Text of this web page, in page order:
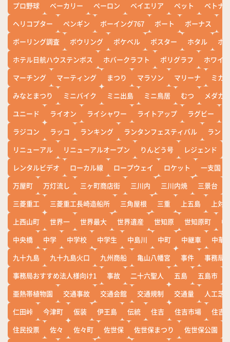
プロ野球
ベーカリー ペーロン ベイエリア ペット
ベトナ
ヘリコプター
ペンギン ボーイング767 ボート ボーナス
ボーリング調査
ボウリング ポケベル ポスター ホタル
ホ
ホテル日航ハウステンボス
ホバークラフト ポリグラフ
ホワイ
マーチング
マーティング まつり マラソン マリーナ
ミカ
みなとまつり
ミニバイク ミニ出島 ミニ鳥居 むつ
メダカ
ユニード
ライオン ライシャワー ライトアップ ラグビー
ラジコン
ラッコ ランキング ランタンフェスティバル
ランド
リニューアル
リニューアルオープン りんどう号 レジェンド
レンタルビデオ
ローカル線 ロープウェイ ロケット
一支国
万屋町
万灯流し 三ヶ町商店街 三川内 三川内焼 三景台
三菱重工
三菱重工長崎造船所 三角屋根 三重 上五島
上対
上西山町
世界一 世界最大 世界遺産 世知原 世知原町
中
中央橋
中学 中学校 中学生 中島川 中町 中継車
中華
九十九島
九十九島火口 九州商船 亀山八幡宮 事件
事務局
事務局おすすめ法人様向け1
事故 二十六聖人 五島 五島市
亜熱帯植物園
交通事故 交通会館 交通規制 交通量
人工芝
仁田峠
今津町 仮装 伊王島 伝統 住吉 住吉市場
住吉
住民投票
佐々 佐々町 佐世保 佐世保まつり 佐世保公園